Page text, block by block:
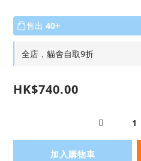
售出 40+
全店，貓舍自取9折
HK$740.00
加入購物車